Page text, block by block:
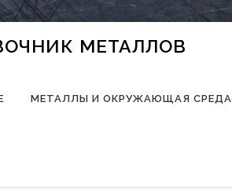
МЕТАЛЛОВ
МЕТАЛЛЫ И ОКРУЖАЮЩАЯ СРЕДА